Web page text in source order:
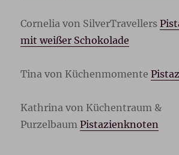
Cornelia von SilverTravellers
mit weißer Schokolade
Tina von Küchenmomente
Kathrina von Küchentraum &
PurzelbaumPistazienknoten